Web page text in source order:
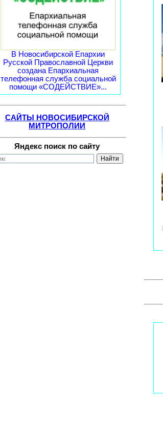
В Новосибирской Епархии
Русской Православной Церкви
создана Епархиальная
телефонная служба социальной
помощи «СОДЕЙСТВИЕ»...
САЙТЫ НОВОСИБИРСКОЙ
МИТРОПОЛИИ
Яндекс поиск по сайту